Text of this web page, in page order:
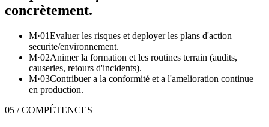
concrètement.
M·01Evaluer les risques et deployer les plans d'action
securite/environnement.
M·02Animer la formation et les routines terrain (audits,
causeries, retours d'incidents).
M·03Contribuer a la conformité et a l'amelioration continue
en production.
05 / COMPÉTENCES